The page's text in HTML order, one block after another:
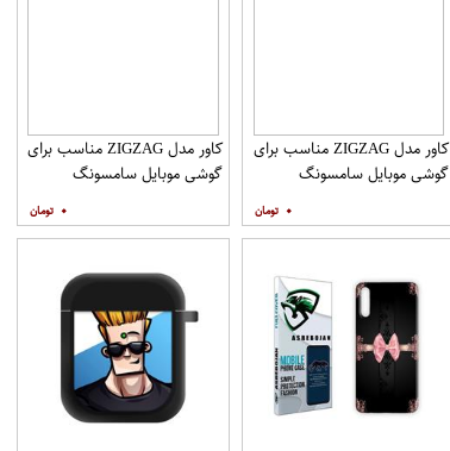
کاور مدل ZIGZAG مناسب برای
گوشی موبایل سامسونگ
نگهدارنده
۰
کاور مدل ZIGZAG مناسب برای
گوشی موبایل سامسونگ
نگهدارنده
۰